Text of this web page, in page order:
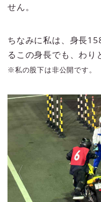
せん。
ちなみに私は、身長
るこの身長でも、わり
※私の股下は非公開です。